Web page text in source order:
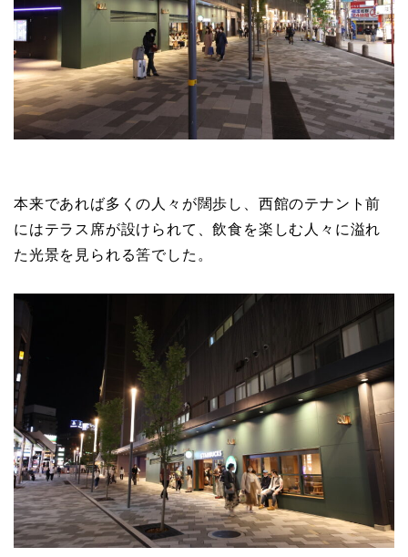
本来であれば多くの人々が闊歩し、西館のテナント前
にはテラス席が設けられて、飲食を楽しむ人々に溢れ
た光景を見られる筈でした。